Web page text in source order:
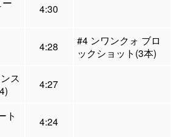
4:30
4:28
#4 ンワンクォ ブロ
ックショット(3本)
ス
4:27
ト
4:24